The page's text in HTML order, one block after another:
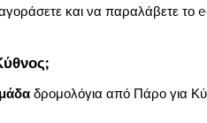
και να παραλάβετε το
δρομολόγια από Πάρο για